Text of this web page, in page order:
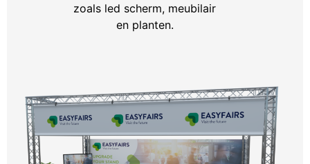
zoals led scherm, meubilair
en planten.